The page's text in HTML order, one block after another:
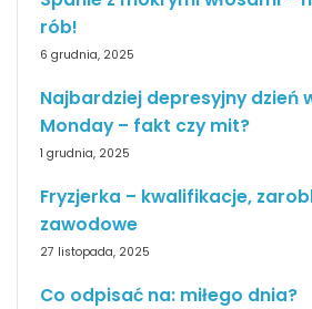
rób!
6 grudnia, 2025
Najbardziej depresyjny dzień
Monday – fakt czy mit?
1 grudnia, 2025
Fryzjerka – kwalifikacje,
zawodowe
27 listopada, 2025
Co odpisać na: miłego dnia?